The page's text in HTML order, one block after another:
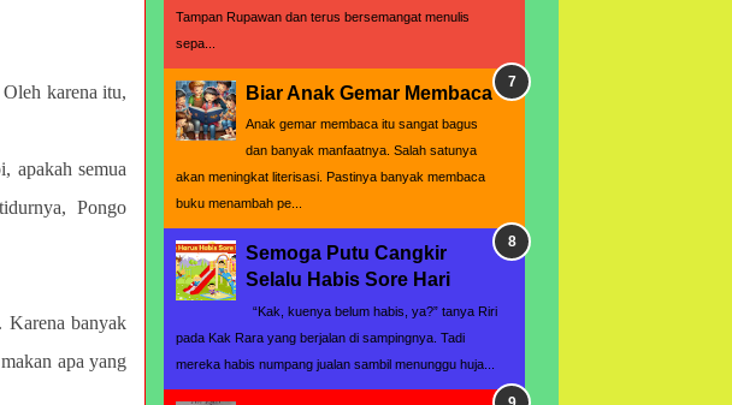
karena itu,
apakah semua
Pongo
Karena banyak
apa yang
Tampan Rupawan dan terus bersemangat menulis
sepa...
Biar Anak Gemar Membaca
Anak gemar membaca itu sangat bagus
dan banyak manfaatnya. Salah satunya
akan meningkat literisasi. Pastinya banyak membaca
buku menambah pe...
Semoga Putu Cangkir
Selalu Habis Sore Hari
“Kak, kuenya belum habis, ya?” tanya Riri
pada Kak Rara yang berjalan di sampingnya. Tadi
mereka habis numpang jualan sambil menunggu huja...